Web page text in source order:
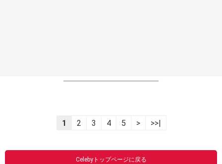
----------------------------------------------------------------
1 2 3 4 5 > >>|
Celebyトップページに戻る